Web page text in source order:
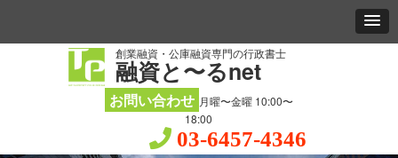
創業融資・公庫融資専門の行政書士
融資と〜るnet
お問い合わせ 月曜〜金曜 10:00〜
18:00
03-6457-4346